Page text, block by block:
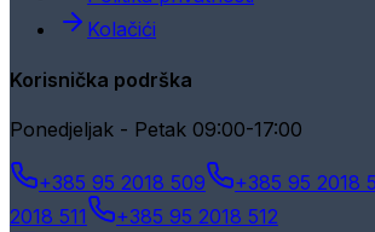
Kolačići
Korisnička podrška
Ponedjeljak - Petak 09:00-17:00
+385 95 2018 509 +385 95 2018
2018 511
+385 95 2018 512